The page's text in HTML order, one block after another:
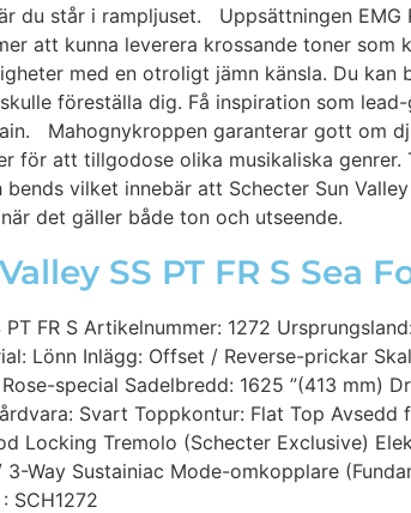
du står i rampljuset. Uppsättningen EMG
att kunna leverera krossande toner
med en otroligt jämn känsla. Du
föreställa dig. Få inspiration som
Mahognykroppen garanterar gott om
för att tillgodose olika musikaliska genrer.
vilket innebär att Schecter Sun
det gäller både ton och utseende.
SS PT FR S Sea
FR S Artikelnummer: 1272
Lönn Inlägg: Offset / Reverse-prickar
special Sadelbredd: 1625 ”(413 mm)
Svart Toppkontur: Flat Top Avsedd
Locking Tremolo (Schecter Exclusive)
Way Sustainiac Mode-omkopplare
SCH1272